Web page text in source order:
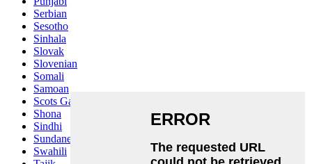
Serbian
Sesotho
Sinhala
Slovak
Slovenian
Somali
Samoan
Scots Gaelic
Shona
Sindhi
Sundanese
Swahili